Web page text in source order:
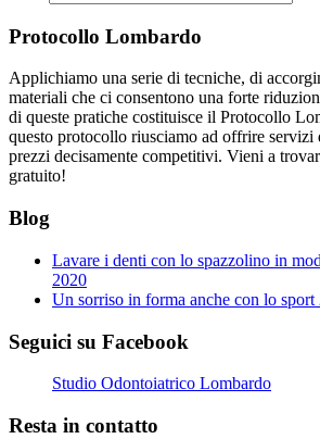
Protocollo Lombardo
Applichiamo una serie di tecniche, di
materiali che ci consentono una forte
di queste pratiche costituisce il Protocollo
questo protocollo riusciamo ad offrire
prezzi decisamente competitivi. Vieni a
gratuito!
Blog
Lavare i denti con lo spazzolino in
2020
Un sorriso in forma anche con lo sport
Seguici su Facebook
Studio Odontoiatrico Lombardo
Resta in contatto